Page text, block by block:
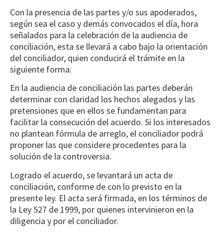
Con la presencia de las partes y/o sus apoderados,
según sea el caso y demás convocados el día, hora
señalados para la celebración de la audiencia de
conciliación, esta se llevará a cabo bajo la orientación
del conciliador, quien conducirá el trámite en la
siguiente forma:
En la audiencia de conciliación las partes deberán
determinar con claridad los hechos alegados y las
pretensiones que en ellos se fundamentan para
facilitar la consecución del acuerdo. Si los interesados
no plantean fórmula de arreglo, el conciliador podrá
proponer las que considere procedentes para la
solución de la controversia.
Logrado el acuerdo, se levantará un acta de
conciliación, conforme de con lo previsto en la
presente ley. El acta será firmada, en los términos de
la Ley 527 de 1999, por quienes intervinieron en la
diligencia y por el conciliador.